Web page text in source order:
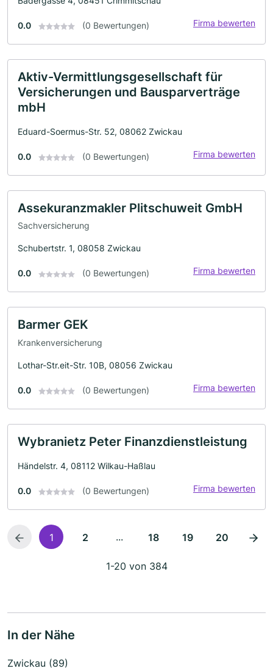
0.0 (0 Bewertungen) Firma bewerten
Aktiv-Vermittlungsgesellschaft für
Versicherungen und Bausparverträge
mbH
Eduard-Soermus-Str. 52, 08062 Zwickau
0.0 (0 Bewertungen) Firma bewerten
Assekuranzmakler Plitschuweit GmbH
Sachversicherung
Schubertstr. 1, 08058 Zwickau
0.0 (0 Bewertungen) Firma bewerten
Barmer GEK
Krankenversicherung
Lothar-Str.eit-Str. 10B, 08056 Zwickau
0.0 (0 Bewertungen) Firma bewerten
Wybranietz Peter Finanzdienstleistung
Händelstr. 4, 08112 Wilkau-Haßlau
0.0 (0 Bewertungen) Firma bewerten
1 2 ... 18 19 20
1-20 von 384
In der Nähe
Zwickau (89)